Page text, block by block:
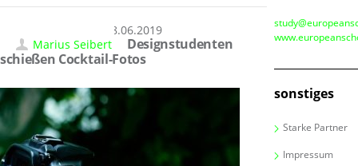
28.06.2019
Marius Seibert
Designstudenten
schießen Cocktail-Fotos
sonstiges
Starke Partner
Impressum